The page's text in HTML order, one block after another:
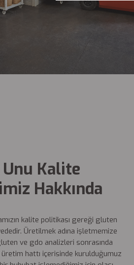
Kalite
Hakkında
kalite politikası gereği gluten
Üretilmek adına işletmemize
ve gdo analizleri sonrasında
üretim hattı içerisinde kurulduğumuz